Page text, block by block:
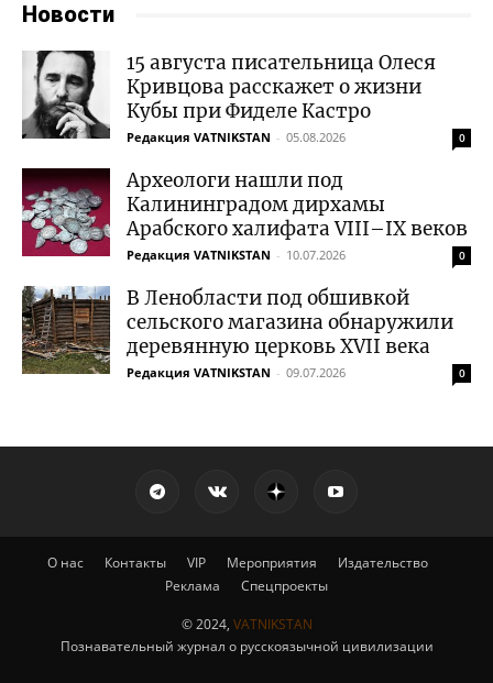
Новости
15 августа писательница Олеся
Кривцова расскажет о жизни
Кубы при Фиделе Кастро
Редакция VATNIKSTAN - 05.08.2026 0
Археологи нашли под
Калининградом дирхамы
Арабского халифата VIII–IX веков
Редакция VATNIKSTAN - 10.07.2026 0
В Ленобласти под обшивкой
сельского магазина обнаружили
деревянную церковь XVII века
Редакция VATNIKSTAN - 09.07.2026 0
О нас Контакты VIP Мероприятия
Издательство
Реклама
Спецпроекты
© 2024, VATNIKSTAN
Познавательный журнал о русскоязычной цивилизации